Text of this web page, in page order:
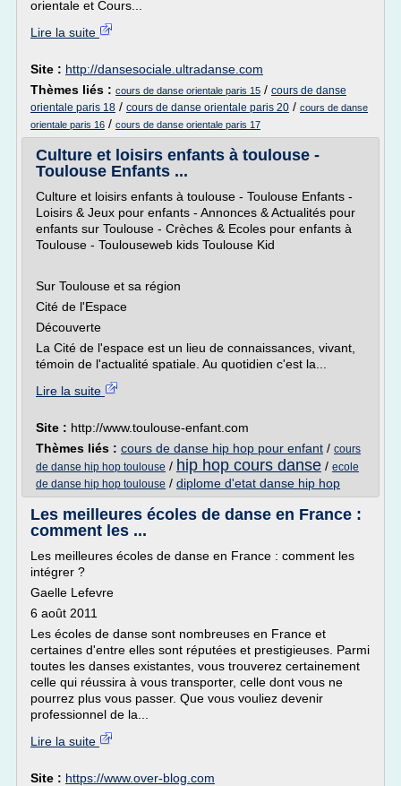
orientale et Cours...
Lire la suite
Site : http://dansesociale.ultradanse.com
Thèmes liés : cours de danse orientale paris 15 / cours de danse
orientale paris 18 / cours de danse orientale paris 20 / cours de danse
orientale paris 16 / cours de danse orientale paris 17
Culture et loisirs enfants à toulouse -
Toulouse Enfants ...
Culture et loisirs enfants à toulouse - Toulouse Enfants -
Loisirs & Jeux pour enfants - Annonces & Actualités pour
enfants sur Toulouse - Crèches & Ecoles pour enfants à
Toulouse - Toulouseweb kids Toulouse Kid
Sur Toulouse et sa région
Cité de l'Espace
Découverte
La Cité de l'espace est un lieu de connaissances, vivant,
témoin de l'actualité spatiale. Au quotidien c'est la...
Lire la suite
Site : http://www.toulouse-enfant.com
Thèmes liés : cours de danse hip hop pour enfant / cours
de danse hip hop toulouse / hip hop cours danse / ecole
de danse hip hop toulouse / diplome d'etat danse hip hop
Les meilleures écoles de danse en France :
comment les ...
Les meilleures écoles de danse en France : comment les
intégrer ?
Gaelle Lefevre
6 août 2011
Les écoles de danse sont nombreuses en France et
certaines d'entre elles sont réputées et prestigieuses. Parmi
toutes les danses existantes, vous trouverez certainement
celle qui réussira à vous transporter, celle dont vous ne
pourrez plus vous passer. Que vous vouliez devenir
professionnel de la...
Lire la suite
Site : https://www.over-blog.com